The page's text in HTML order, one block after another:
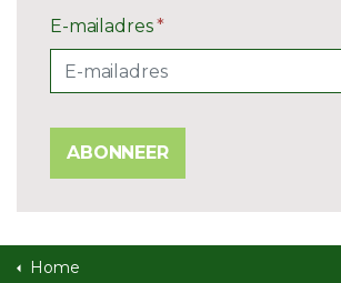
E-mailadres*
ABONNEER
Home